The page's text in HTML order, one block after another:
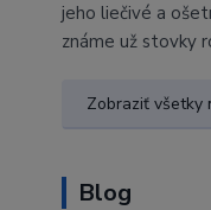
jeho liečivé a
známe už stovky
Zobraziť všetky
Blog